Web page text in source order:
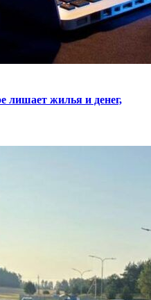
лишает жилья и денег,